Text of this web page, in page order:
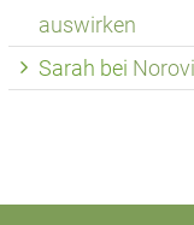
auswirken
Sarah bei